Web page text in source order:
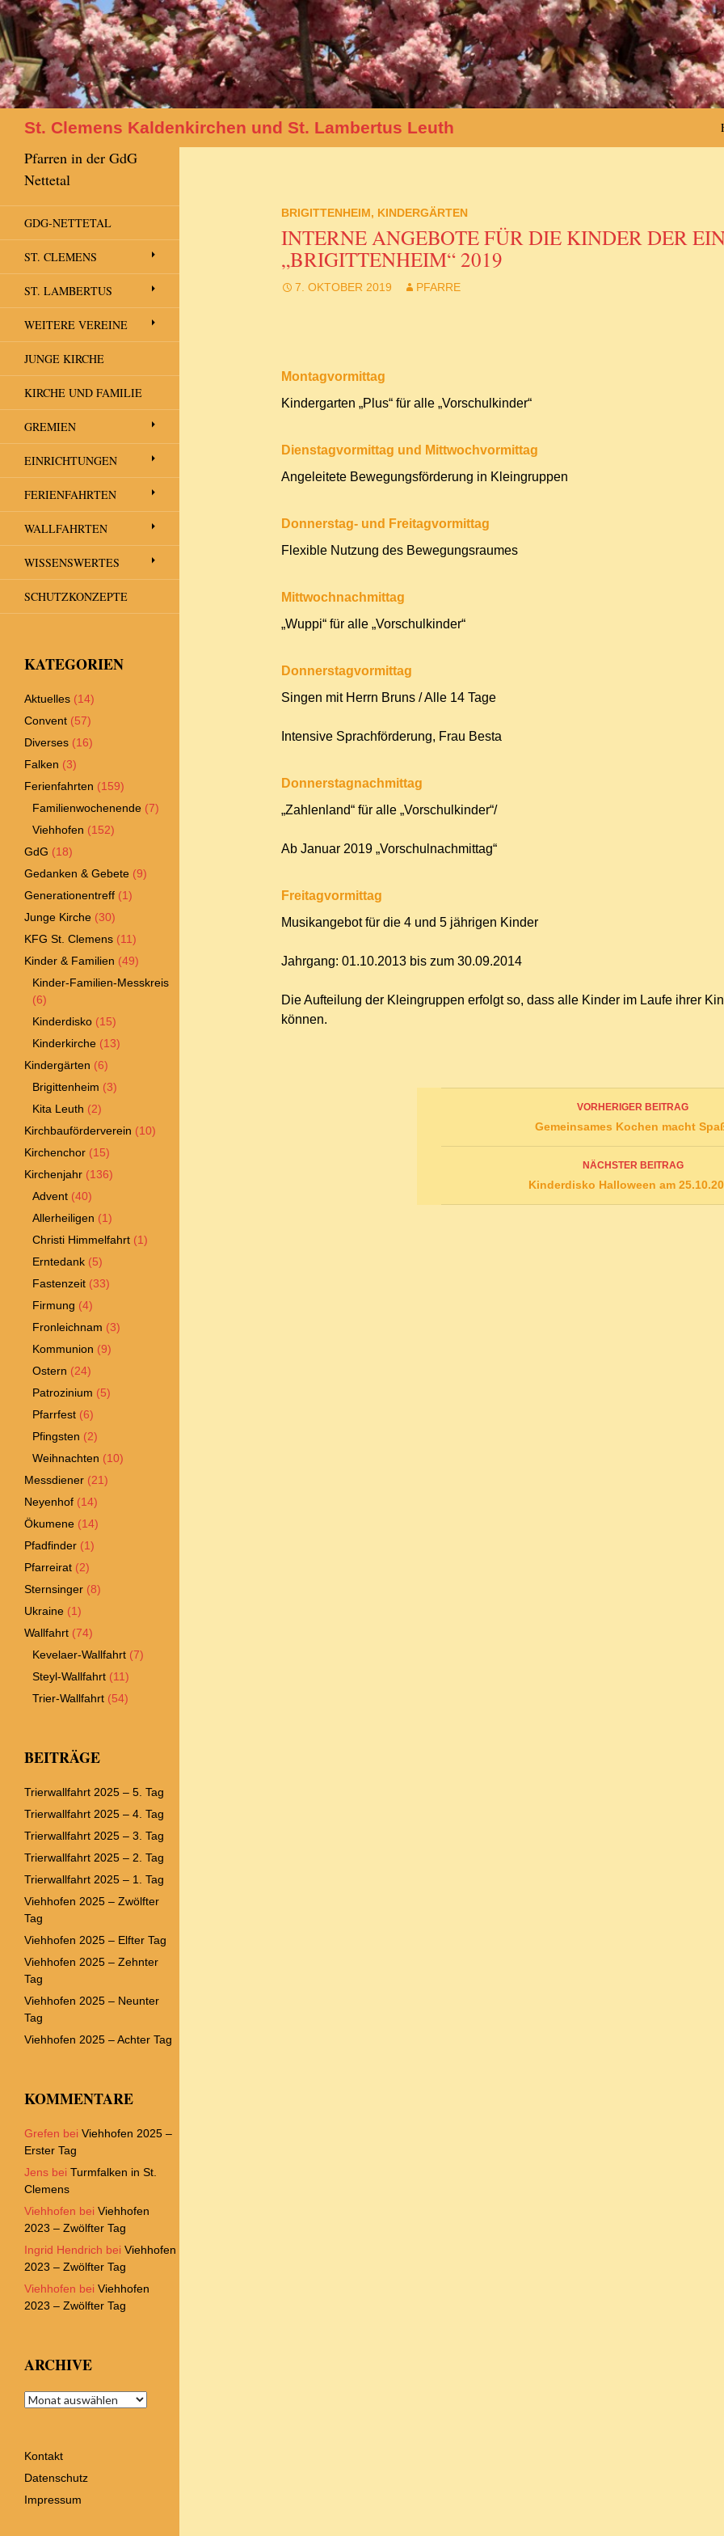
St. Clemens Kaldenkirchen und St. Lambertus Leuth
BRIGITTENHEIM, KINDERGÄRTEN
INTERNE ANGEBOTE FÜR DIE KINDER DER
„BRIGITTENHEIM“ 2019
7. OKTOBER 2019 PFARRE
Montagvormittag
Kindergarten „Plus“ für alle „Vorschulkinder“
Dienstagvormittag und Mittwochvormittag
Angeleitete Bewegungsförderung in Kleingruppen
Donnerstag- und Freitagvormittag
Flexible Nutzung des Bewegungsraumes
Mittwochnachmittag
„Wuppi“ für alle „Vorschulkinder“
Donnerstagvormittag
Singen mit Herrn Bruns / Alle 14 Tage
Intensive Sprachförderung, Frau Besta
Donnerstagnachmittag
„Zahlenland“ für alle „Vorschulkinder“/
Ab Januar 2019 „Vorschulnachmittag“
Freitagvormittag
Musikangebot für die 4 und 5 jährigen Kinder
Jahrgang: 01.10.2013 bis zum 30.09.2014
Die Aufteilung der Kleingruppen erfolgt so, dass alle Kinder im Laufe ihrer
können.
Navigation
VORHERIGER BEITRAG
Gemeinsames Kochen macht
NÄCHSTER BEITRAG
Kinderdisko Halloween am
Pfarren in der GdG
Nettetal
GDG-NETTETAL
ST. CLEMENS
ST. LAMBERTUS
WEITERE VEREINE
JUNGE KIRCHE
KIRCHE UND FAMILIE
GREMIEN
EINRICHTUNGEN
FERIENFAHRTEN
WALLFAHRTEN
WISSENSWERTES
SCHUTZKONZEPTE
KATEGORIEN
Aktuelles (14)
Convent (57)
Diverses (16)
Falken (3)
Ferienfahrten (159)
Familienwochenende (7)
Viehhofen (152)
GdG (18)
Gedanken & Gebete (9)
Generationentreff (1)
Junge Kirche (30)
KFG St. Clemens (11)
Kinder & Familien (49)
Kinder-Familien-Messkreis
(6)
Kinderdisko (15)
Kinderkirche (13)
Kindergärten (6)
Brigittenheim (3)
Kita Leuth (2)
Kirchbauförderverein (10)
Kirchenchor (15)
Kirchenjahr (136)
Advent (40)
Allerheiligen (1)
Christi Himmelfahrt (1)
Erntedank (5)
Fastenzeit (33)
Firmung (4)
Fronleichnam (3)
Kommunion (9)
Ostern (24)
Patrozinium (5)
Pfarrfest (6)
Pfingsten (2)
Weihnachten (10)
Messdiener (21)
Neyenhof (14)
Ökumene (14)
Pfadfinder (1)
Pfarreirat (2)
Sternsinger (8)
Ukraine (1)
Wallfahrt (74)
Kevelaer-Wallfahrt (7)
Steyl-Wallfahrt (11)
Trier-Wallfahrt (54)
BEITRÄGE
Trierwallfahrt 2025 – 5. Tag
Trierwallfahrt 2025 – 4. Tag
Trierwallfahrt 2025 – 3. Tag
Trierwallfahrt 2025 – 2. Tag
Trierwallfahrt 2025 – 1. Tag
Viehhofen 2025 – Zwölfter
Tag
Viehhofen 2025 – Elfter Tag
Viehhofen 2025 – Zehnter
Tag
Viehhofen 2025 – Neunter
Tag
Viehhofen 2025 – Achter Tag
KOMMENTARE
Grefen bei Viehhofen 2025 –
Erster Tag
Jens bei Turmfalken in St.
Clemens
Viehhofen bei Viehhofen
2023 – Zwölfter Tag
Ingrid Hendrich bei Viehhofen
2023 – Zwölfter Tag
Viehhofen bei Viehhofen
2023 – Zwölfter Tag
ARCHIVE
Archive
Kontakt
Datenschutz
Impressum